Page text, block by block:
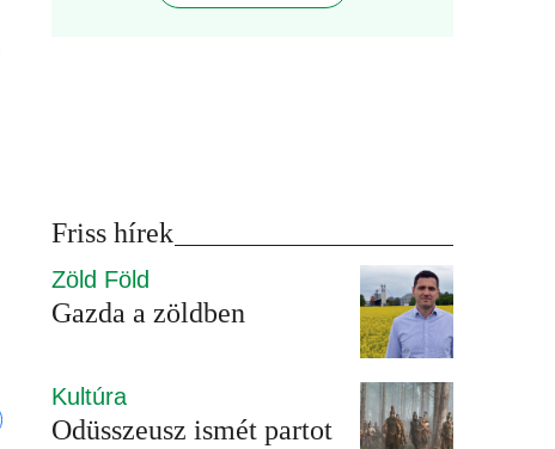
Friss hírek
Zöld Föld
Gazda a zöldben
Kultúra
Odüsszeusz ismét partot